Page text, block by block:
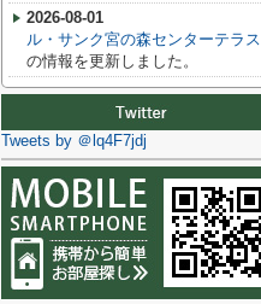
2026-08-01
ル・サンク宮の森センターテラス
の情報を更新しました。
Tweets by ＠lq4F7jdj